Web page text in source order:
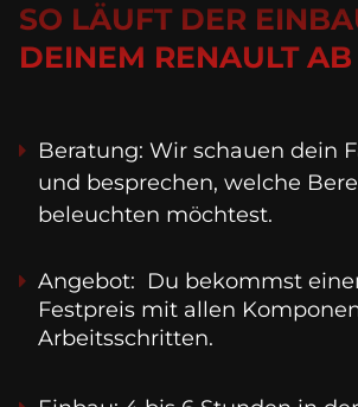
SO LÄUFT DER
DEINEM RENAULT AB
Beratung: Wir schauen dein
und besprechen, welche
beleuchten möchtest.
Angebot:  Du bekommst
Festpreis mit allen
Arbeitsschritten.